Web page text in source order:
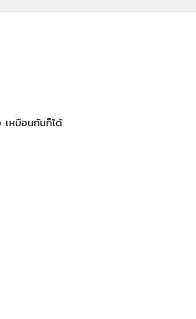
หมือนกันก็ได้